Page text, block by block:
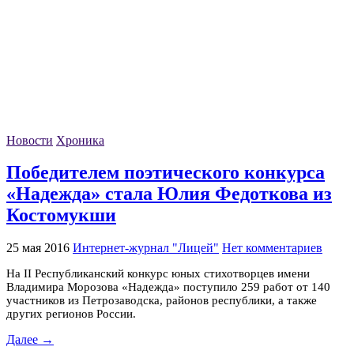
Новости Хроника
Победителем поэтического конкурса
«Надежда» стала Юлия Федоткова из
Костомукши
25 мая 2016 Интернет-журнал "Лицей" Нет комментариев
На II Республиканский конкурс юных стихотворцев имени
Владимира Морозова «Надежда» поступило 259 работ от 140
участников из Петрозаводска, районов республики, а также
других регионов России.
Далее →